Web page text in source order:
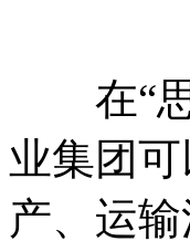
在“思
业集团
产、运